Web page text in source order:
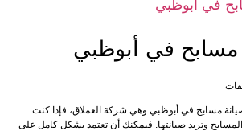
في أبوظبي
مسابح في أبوظبي وهي شركة العملاق، فإذا كنت
وتريد صيانتها. فيمكنك أن تعتمد بشكل كامل على